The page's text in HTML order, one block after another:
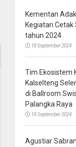
Kementan
Kegiatan Cetak
tahun 2024
18 September 2024
Tim Ekosistem
Kalselteng
di Ballroom
Palangka Raya
18 September 2024
Agustiar